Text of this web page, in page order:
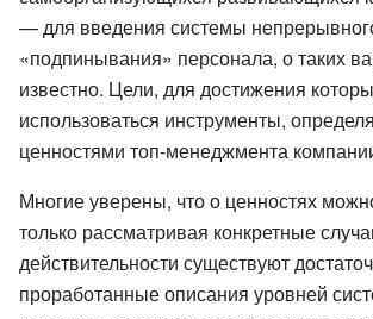
— для введения системы
«подпинывания» персонала, о таких
известно. Цели, для достижения
использоваться инструменты,
ценностями топ-менеджмента
Многие уверены, что о ценностях
только рассматривая конкретные
действительности существуют
проработанные описания уровней